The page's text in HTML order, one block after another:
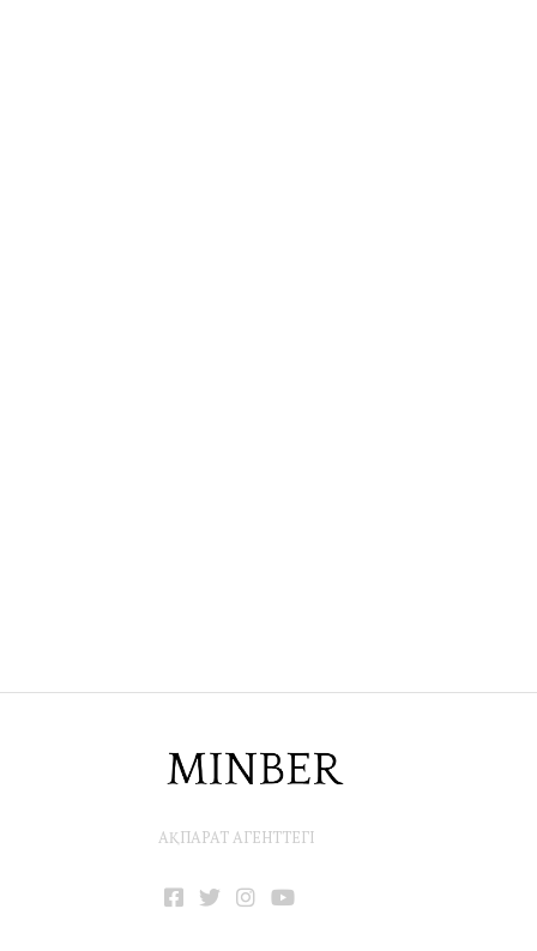
АҚПАРАТ АГЕНТТЕГІ